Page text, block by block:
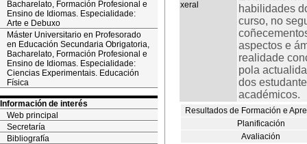
Bacharelato, Formación Profesional e
Ensino de Idiomas. Especialidade:
Arte e Debuxo
Máster Universitario en Profesorado
en Educación Secundaria Obrigatoria,
Bacharelato, Formación Profesional e
Ensino de Idiomas. Especialidade:
Ciencias Experimentais. Educación
Física
Información de interés
Web principal
Secretaría
Bibliografía
xeral
habilidades
curso, no
aspectos e
realidade
pola
dos
académicos.
Resultados de Formación e
Planificación
Avaliación